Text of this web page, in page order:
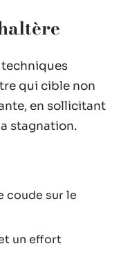
techniques
qui cible non
en sollicitant
stagnation.
coude sur le
un effort